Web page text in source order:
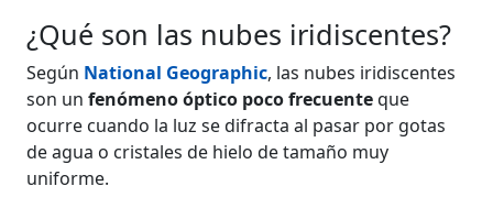
¿Qué son las nubes iridiscentes?
Según National Geographic, las nubes iridiscentes
son unfenómeno óptico poco frecuenteque
ocurre cuando la luz se difracta al pasar por gotas
de agua o cristales de hielo de tamaño muy
uniforme.